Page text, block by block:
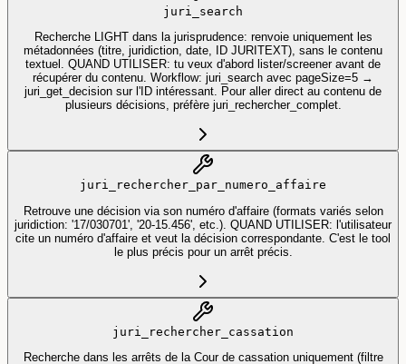
juri_search
Recherche LIGHT dans la jurisprudence: renvoie uniquement les
métadonnées (titre, juridiction, date, ID JURITEXT), sans le contenu
textuel. QUAND UTILISER: tu veux d'abord lister/screener avant de
récupérer du contenu. Workflow: juri_search avec pageSize=5 →
juri_get_decision sur l'ID intéressant. Pour aller direct au contenu de
plusieurs décisions, préfère juri_rechercher_complet.
juri_rechercher_par_numero_affaire
Retrouve une décision via son numéro d'affaire (formats variés selon
juridiction: '17/030701', '20-15.456', etc.). QUAND UTILISER: l'utilisateur
cite un numéro d'affaire et veut la décision correspondante. C'est le tool
le plus précis pour un arrêt précis.
juri_rechercher_cassation
Recherche dans les arrêts de la Cour de cassation uniquement (filtre